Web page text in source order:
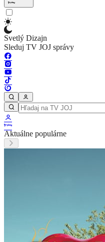
Svetlý Dizajn
Sleduj TV JOJ správy
Aktuálne populárne